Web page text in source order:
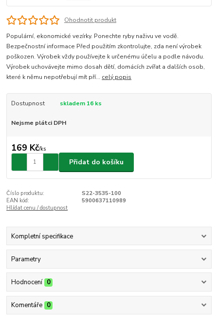
Ohodnotit produkt
Populární, ekonomické vezírky. Ponechte ryby naživu ve vodě.
Bezpečnostní informace Před použitím zkontrolujte, zda není výrobek
poškozen. Výrobek vždy používejte k určenému účelu a podle návodu.
Výrobek uchovávejte mimo dosah dětí, domácích zvířat a dalších osob,
které k němu nepotřebují mít pří... celý popis
Dostupnost skladem 16 ks
Nejsme plátci DPH
169 Kč/ks
Přidat do košíku
Číslo produktu:
S22-3535-100
EAN kód:
5900637110989
Hlídat cenu / dostupnost
Kompletní specifikace
Parametry
Hodnocení 0
Komentáře 0